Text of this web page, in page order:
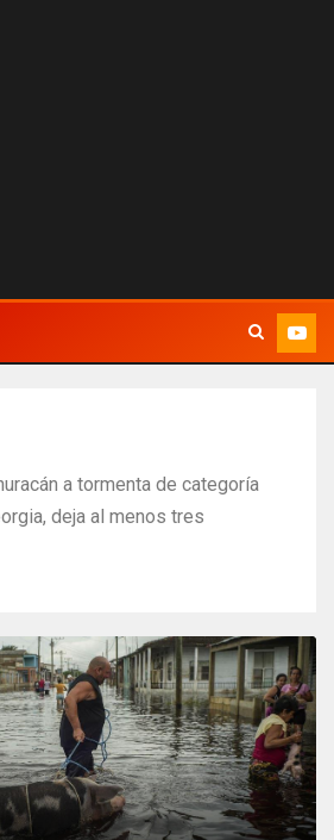
a tormenta de categoría
deja al menos tres